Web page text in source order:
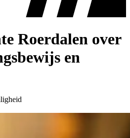
Roerdalen over
en